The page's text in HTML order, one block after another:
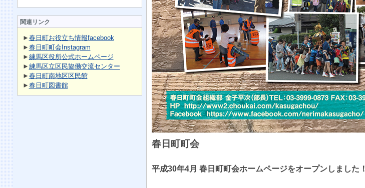
関連リンク
► 春日町お役立ち情報facebook
► 春日町町会Instagram
► 練馬区役所公式ホームページ
► 練馬区立区民協働交流センター
► 春日町南地区区民館
► 春日町図書館
春日町町会
平成30年4月 春日町町会ホームページをオープンしました！